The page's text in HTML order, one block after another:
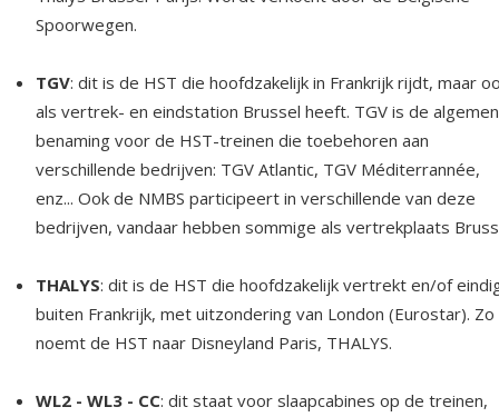
Spoorwegen.
TGV: dit is de HST die hoofdzakelijk in Frankrijk rijdt, maar
als vertrek- en eindstation Brussel heeft. TGV is de
benaming voor de HST-treinen die toebehoren aan
verschillende bedrijven: TGV Atlantic, TGV Méditerrannée,
enz... Ook de NMBS participeert in verschillende van deze
bedrijven, vandaar hebben sommige als vertrekplaats
THALYS: dit is de HST die hoofdzakelijk vertrekt en/of
buiten Frankrijk, met uitzondering van London (Eurostar). Zo
noemt de HST naar Disneyland Paris, THALYS.
WL2 - WL3 - CC: dit staat voor slaapcabines op de treinen,